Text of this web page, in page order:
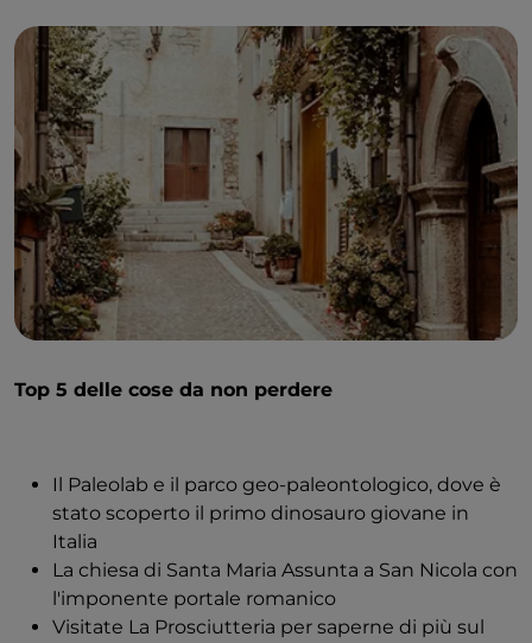
Top 5 delle cose da non perdere
Il Paleolab e il parco geo-paleontologico, dove è
stato scoperto il primo dinosauro giovane in
Italia
La chiesa di Santa Maria Assunta a San Nicola con
l'imponente portale romanico
Visitate La Prosciutteria per saperne di più sul